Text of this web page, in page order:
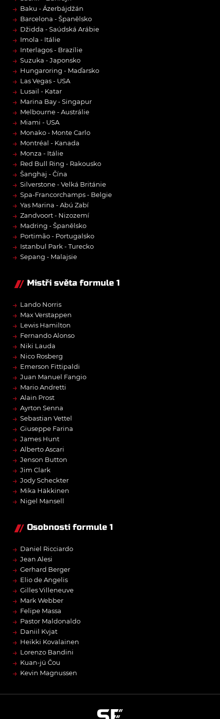
→ Baku - Ázerbájdžán
→ Barcelona - Španělsko
→ Džidda - Saúdská Arábie
→ Imola - Itálie
→ Interlagos - Brazílie
→ Suzuka - Japonsko
→ Hungaroring - Maďarsko
→ Las Vegas - USA
→ Lusail - Katar
→ Marina Bay - Singapur
→ Melbourne - Austrálie
→ Miami - USA
→ Monako - Monte Carlo
→ Montréal - Kanada
→ Monza - Itálie
→ Red Bull Ring - Rakousko
→ Šanghaj - Čína
→ Silverstone - Velká Británie
→ Spa-Francorchamps - Belgie
→ Yas Marina - Abú Zabí
→ Zandvoort - Nizozemí
→ Madring - Španělsko
→ Portimão - Portugalsko
→ Istanbul Park - Turecko
→ Sepang - Malajsie
Mistři světa formule 1
→ Lando Norris
→ Max Verstappen
→ Lewis Hamilton
→ Fernando Alonso
→ Niki Lauda
→ Nico Rosberg
→ Emerson Fittipaldi
→ Juan Manuel Fangio
→ Mario Andretti
→ Alain Prost
→ Ayrton Senna
→ Sebastian Vettel
→ Giuseppe Farina
→ James Hunt
→ Alberto Ascari
→ Jenson Button
→ Jim Clark
→ Jody Scheckter
→ Mika Häkkinen
→ Nigel Mansell
Osobnosti formule 1
→ Daniel Ricciardo
→ Jean Alesi
→ Gerhard Berger
→ Elio de Angelis
→ Gilles Villeneuve
→ Mark Webber
→ Felipe Massa
→ Pastor Maldonaldo
→ Daniil Kvjat
→ Heikki Kovalainen
→ Lorenzo Bandini
→ Kuan-jü Čou
→ Kevin Magnussen